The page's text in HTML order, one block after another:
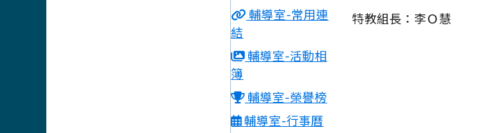
輔導室-常用連
結
輔導室-活動相
簿
輔導室-榮譽榜
輔導室-行事曆
特教組長：李Ｏ慧